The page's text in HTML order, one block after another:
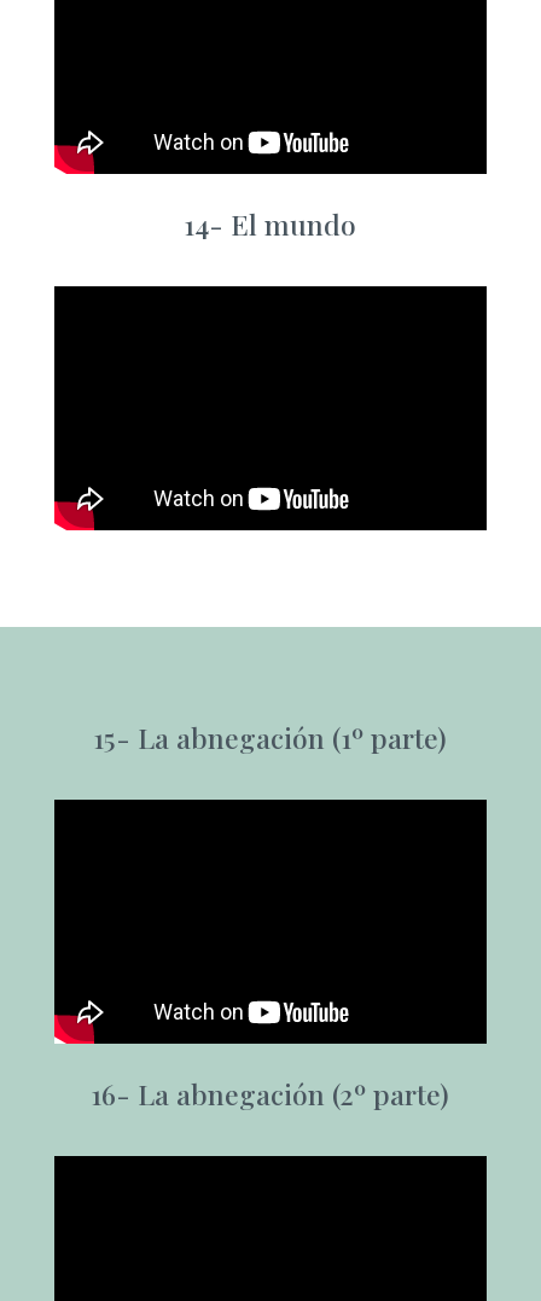
14- El mundo
15- La abnegación (1º parte)
16- La abnegación (2º parte)